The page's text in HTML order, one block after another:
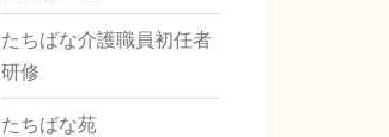
たちばな介護職員初任者
研修
たちばな苑